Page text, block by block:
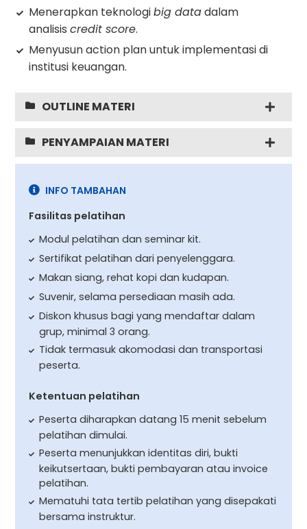
Menerapkan teknologibig datadalam
analisiscredit score.
Menyusun action plan untuk implementasi di
institusi keuangan.
OUTLINE MATERI
PENYAMPAIAN MATERI
INFO TAMBAHAN
Fasilitas pelatihan
Modul pelatihan dan seminar kit.
Sertifikat pelatihan dari penyelenggara.
Makan siang, rehat kopi dan kudapan.
Suvenir, selama persediaan masih ada.
Diskon khusus bagi yang mendaftar dalam
grup, minimal 3 orang.
Tidak termasuk akomodasi dan transportasi
peserta.
Ketentuan pelatihan
Peserta diharapkan datang 15 menit sebelum
pelatihan dimulai.
Peserta menunjukkan identitas diri, bukti
keikutsertaan, bukti pembayaran atau invoice
pelatihan.
Mematuhi tata tertib pelatihan yang disepakati
bersama instruktur.